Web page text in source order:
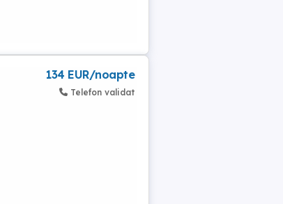
134 EUR/noapte
Telefon validat